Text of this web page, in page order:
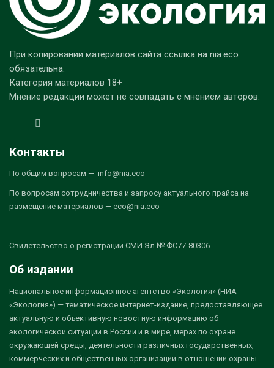
При копировании материалов сайта ссылка на nia.eco
обязательна.
Категория материалов 18+
Мнение редакции может не совпадать с мнением авторов.
Контакты
По общим вопросам — info@nia.eco
По вопросам сотрудничества и запросу актуального прайса на
размещение материалов — eco@nia.eco
Свидетельство о регистрации СМИ Эл № ФС77-80306
Об издании
Национальное информационное агентство «Экология» (НИА
«Экология») — тематическое интернет-издание, предоставляющее
актуальную и объективную новостную информацию об
экологической ситуации в России и в мире, мерах по охране
окружающей среды, деятельности различных государственных,
коммерческих и общественных организаций в отношении охраны